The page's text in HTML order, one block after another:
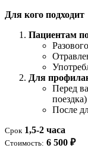
Для кого подходит
Пациентам
Для
Перед
поездка)
После
Срок 1,5-2 часа
Стоимость: 6 500 ₽